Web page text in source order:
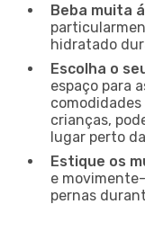
Beba muita
hidratado
Escolha o
espaço para
comodidades
crianças,
lugar perto
Estique os
e
pernas